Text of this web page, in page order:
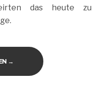
das heute zu
„SEEHÖHLE IN TAPOLCA“
→